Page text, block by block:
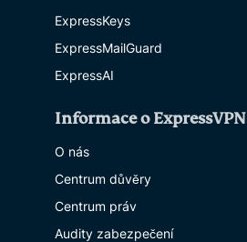
ExpressKeys
ExpressMailGuard
ExpressAI
Informace o ExpressVPN
O nás
Centrum důvěry
Centrum práv
Audity zabezpečení